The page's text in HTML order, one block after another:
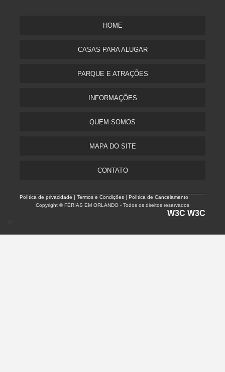
HOME
CASAS PARA ALUGAR
PARQUE E ATRAÇÕES
INFORMAÇÕES
QUEM SOMOS
MAPA DO SITE
CONTATO
Política de privacidade |Termos e Condições | Política de Cancelamento
Copyright © FÉRIAS EM ORLANDO - Todos os direitos reservados
W3C W3C